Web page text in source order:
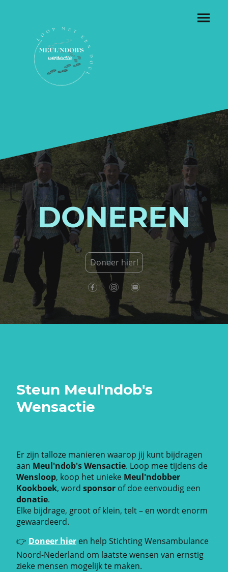
DONEREN
Doneer hier!
Steun Meul'ndob's
Wensactie
Er zijn talloze manieren waarop jij kunt bijdragen
aan Meul'ndob's Wensactie. Loop mee tijdens de
Wensloop, koop het unieke Meul'ndobber
Kookboek, word sponsor of doe eenvoudig een
donatie.
Elke bijdrage, groot of klein, telt – en wordt enorm
gewaardeerd.
👉 Doneer hier en help Stichting Wensambulance
Noord-Nederland om laatste wensen van ernstig
zieke mensen mogelijk te maken.